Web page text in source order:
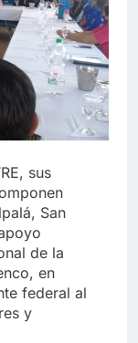
sus
San
de la
en
federal al
y